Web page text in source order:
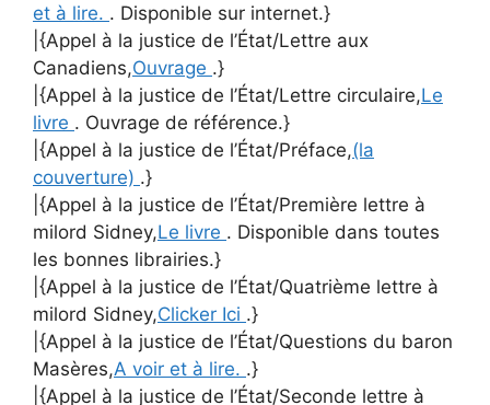
et à lire. . Disponible sur internet.}
|{Appel à la justice de l’État/Lettre aux
Canadiens,Ouvrage .}
|{Appel à la justice de l’État/Lettre circulaire,Le
livre . Ouvrage de référence.}
|{Appel à la justice de l’État/Préface,(la
couverture) .}
|{Appel à la justice de l’État/Première lettre à
milord Sidney,Le livre . Disponible dans toutes
les bonnes librairies.}
|{Appel à la justice de l’État/Quatrième lettre à
milord Sidney,Clicker Ici .}
|{Appel à la justice de l’État/Questions du baron
Masères,A voir et à lire. .}
|{Appel à la justice de l’État/Seconde lettre à